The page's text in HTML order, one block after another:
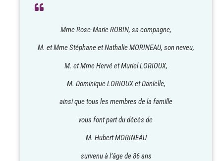
Mme Rose-Marie ROBIN, sa compagne,
M. et Mme Stéphane et Nathalie MORINEAU, son neveu,
M. et Mme Hervé et Muriel LORIOUX,
M. Dominique LORIOUX et Danielle,
ainsi que tous les membres de la famille
vous font part du décès de
M. Hubert MORINEAU
survenu à l’âge de 86 ans